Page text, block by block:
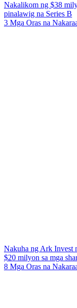
Nakalikom ng $38
pinalawig na Series B
3 Mga Oras na
Nakuha ng Ark Invest
$20 milyon sa mga
8 Mga Oras na